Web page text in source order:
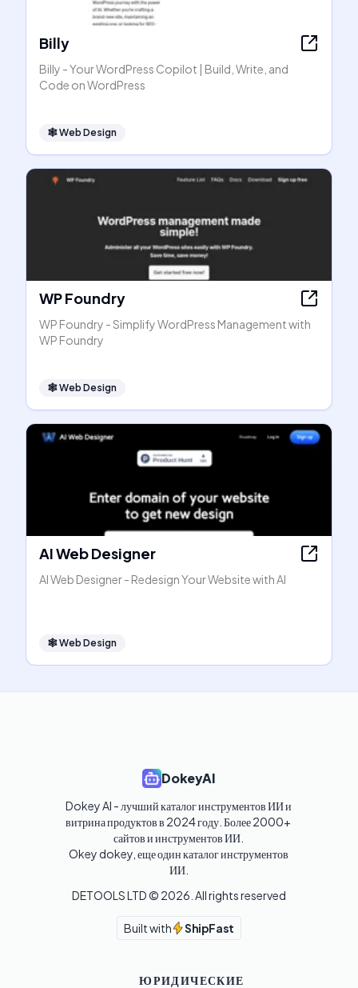
Billy
Billy - Your WordPress Copilot | Build, Write, and
Code on WordPress
🕸Web Design
WP Foundry
WP Foundry - Simplify WordPress Management with
WP Foundry
🕸Web Design
AI Web Designer
AI Web Designer - Redesign Your Website with AI
🕸Web Design
DokeyAI
Dokey AI - лучший каталог инструментов ИИ и
витрина продуктов в 2024 году. Более 2000+
сайтов и инструментов ИИ.
Okey dokey, еще один каталог инструментов
ИИ.
DETOOLS LTD © 2026 . All rights reserved
Built with ShipFast
ЮРИДИЧЕСКИЕ